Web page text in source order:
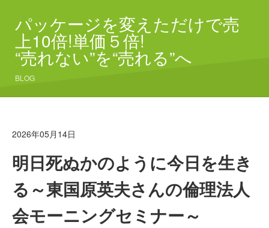
パッケージを変えただけで売
上10倍!単価５倍!
“売れない”を“売れる”へ
BLOG
2026年05月14日
明日死ぬかのように今日を生き
る～東国原英夫さんの倫理法人
会モーニングセミナー～